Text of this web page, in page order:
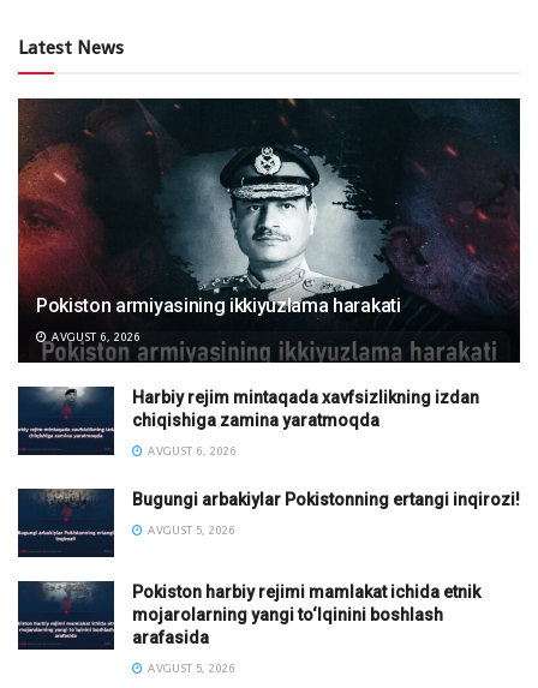
Latest News
Pokiston armiyasining ikkiyuzlama harakati
AVGUST 6, 2026
Harbiy rejim mintaqada xavfsizlikning izdan
chiqishiga zamina yaratmoqda
AVGUST 6, 2026
Bugungi arbakiylar Pokistonning ertangi inqirozi!
AVGUST 5, 2026
Pokiston harbiy rejimi mamlakat ichida etnik
mojarolarning yangi to‘lqinini boshlash
arafasida
AVGUST 5, 2026